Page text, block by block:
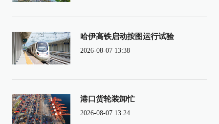
哈伊高铁启动按图运行试验
2026-08-07 13:38
港口货轮装卸忙
2026-08-07 13:24